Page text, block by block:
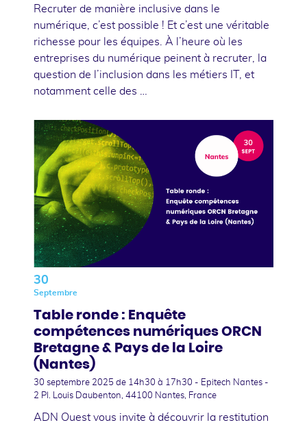
Recruter de manière inclusive dans le
numérique, c’est possible ! Et c’est une véritable
richesse pour les équipes. À l’heure où les
entreprises du numérique peinent à recruter, la
question de l’inclusion dans les métiers IT, et
notamment celle des …
30
Septembre
Table ronde : Enquête
compétences numériques ORCN
Bretagne & Pays de la Loire
(Nantes)
30 septembre 2025 de 14h30 à 17h30 - Epitech Nantes -
2 Pl. Louis Daubenton, 44100 Nantes, France
ADN Ouest vous invite à découvrir la restitution